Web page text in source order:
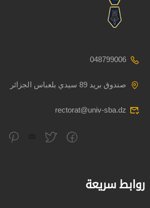
048799006
صندوق بريد 89 سيدي بلعباس الجزائر
rectorat@univ-sba.dz
روابط سريعة